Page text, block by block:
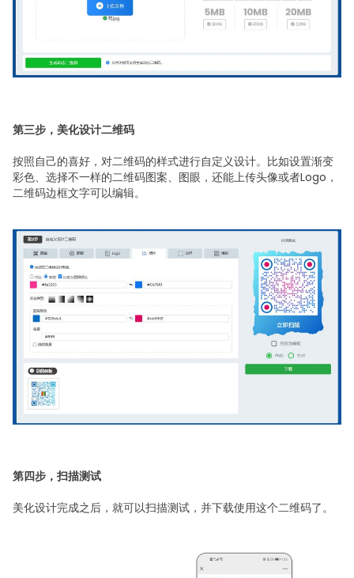
第三步，美化设计二维码
按照自己的喜好，对二维码的样式进行自定义设计。比如设置渐变
彩色、选择不一样的二维码图案、图眼，还能上传头像或者Logo，
二维码边框文字可以编辑。
第四步，扫描测试
美化设计完成之后，就可以扫描测试，并下载使用这个二维码了。